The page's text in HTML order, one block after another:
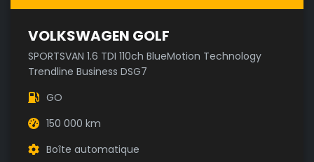
VOLKSWAGEN GOLF
SPORTSVAN 1.6 TDI 110ch BlueMotion Technology
Trendline Business DSG7
GO
150 000 km
Boîte automatique